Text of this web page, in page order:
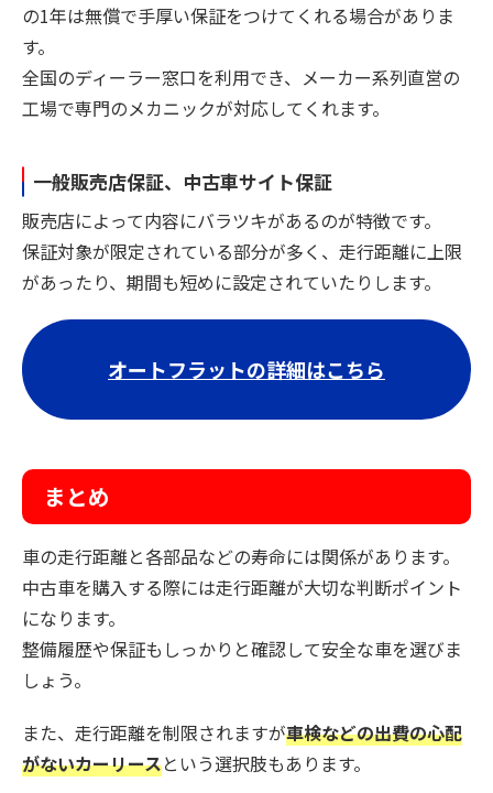
の1年は無償で手厚い保証をつけてくれる場合がありま
す。
全国のディーラー窓口を利用でき、メーカー系列直営の
工場で専門のメカニックが対応してくれます。
一般販売店保証、中古車サイト保証
販売店によって内容にバラツキがあるのが特徴です。
保証対象が限定されている部分が多く、走行距離に上限
があったり、期間も短めに設定されていたりします。
オートフラットの詳細はこちら
まとめ
車の走行距離と各部品などの寿命には関係があります。
中古車を購入する際には走行距離が大切な判断ポイント
になります。
整備履歴や保証もしっかりと確認して安全な車を選びま
しょう。
また、走行距離を制限されますが車検などの出費の心配
がないカーリースという選択肢もあります。